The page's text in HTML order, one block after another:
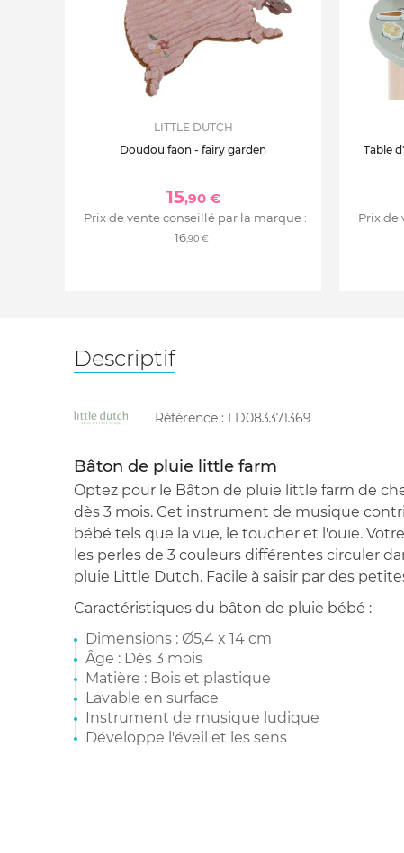
LITTLE DUTCH
Doudou faon - fairy garden
15,90 €
Prix de vente conseillé par la marque :
16,90 €
Table
Prix de
Descriptif
Référence : LD083371369
Bâton de pluie little farm
Optez pour le Bâton de pluie little farm de
dès 3 mois. Cet instrument de musique
bébé tels que la vue, le toucher et l'ouïe.
les perles de 3 couleurs différentes circuler
pluie Little Dutch. Facile à saisir par des
Caractéristiques du bâton de pluie bébé :
Dimensions : Ø5,4 x 14 cm
Âge : Dès 3 mois
Matière : Bois et plastique
Lavable en surface
Instrument de musique ludique
Développe l'éveil et les sens